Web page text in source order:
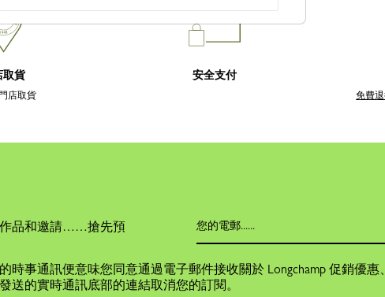
取貨
店取貨
安全支付
免費
作品和邀請……搶先預
時事通訊便意味您同意通過電子郵件接收關於 Longchamp 促銷優惠
送的實時通訊底部的連結取消您的訂閱。